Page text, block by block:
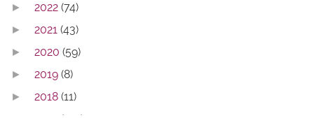
► 2022 (74)
► 2021 (43)
► 2020 (59)
► 2019 (8)
► 2018 (11)
(142)